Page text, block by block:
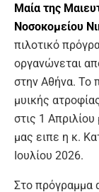
Μαία της
Νοσοκομείου
πιλοτικό
οργανώνεται
στην Αθήνα. Το
μυικής
στις 1
μας ειπε η κ.
Ιουλίου 2026.
Στο πρόγραμμα